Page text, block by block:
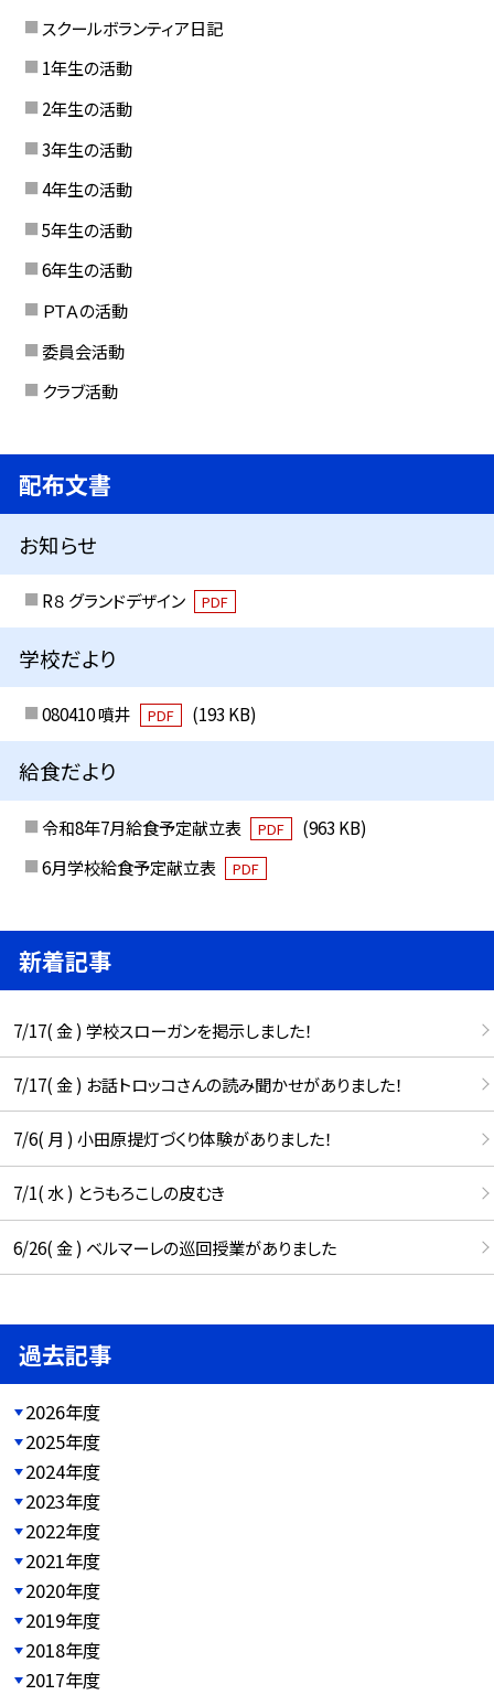
スクールボランティア日記
1年生の活動
2年生の活動
3年生の活動
4年生の活動
5年生の活動
6年生の活動
ＰＴＡの活動
委員会活動
クラブ活動
配布文書
お知らせ
R８ グランドデザイン PDF
学校だより
080410 噴井 PDF (193 KB)
給食だより
令和8年7月給食予定献立表 PDF
(963 KB)
6月学校給食予定献立表
PDF
新着記事
7/17( 金 ) 学校スローガンを掲示しました！
7/17( 金 ) お話トロッコさんの読み聞かせがありました！
7/6( 月 ) 小田原提灯づくり体験がありました！
7/1( 水 ) とうもろこしの皮むき
6/26( 金 ) ベルマーレの巡回授業がありました
過去記事
2026年度
2025年度
2024年度
2023年度
2022年度
2021年度
2020年度
2019年度
2018年度
2017年度